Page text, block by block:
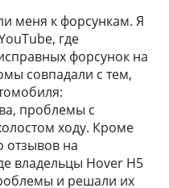
меня к форсункам. Я
где
форсунок на
совпадали с тем,
проблемы с
ходу. Кроме
отзывов на
владельцы Hover H5
и решали их